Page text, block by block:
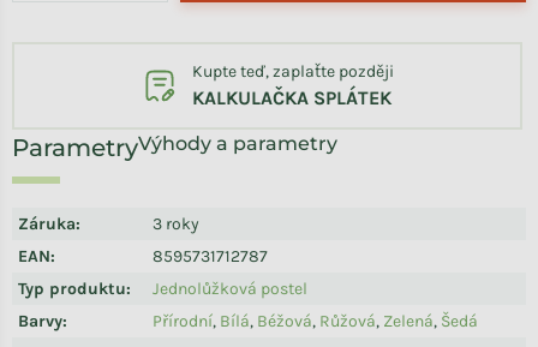
Výhody a parametry
Záruka:
3 roky
EAN:
8595731712787
Typ produktu:
Jednolůžková postel
Barvy: Přírodní, Bílá, Béžová, Růžová, Zelená, Šedá
Kupte teď, zaplaťte později
KALKULAČKA SPLÁTEK